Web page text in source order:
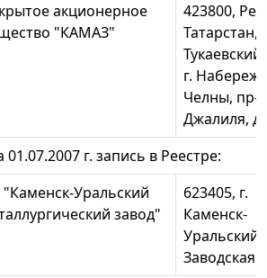
акционерное
"КАМАЗ"
423800,
Татарстан,
Тукаевский
г.
Челны, пр-
Джалиля,
г. запись в Реестре:
Уральский
завод"
623405, г.
Каменск-
Уральский,
Заводская